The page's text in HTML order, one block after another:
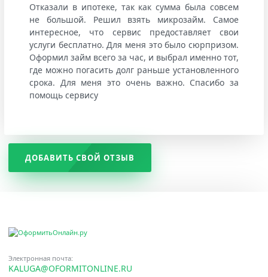
Отказали в ипотеке, так как сумма была совсем
не большой. Решил взять микрозайм. Самое
интересное, что сервис предоставляет свои
услуги бесплатно. Для меня это было сюрпризом.
Оформил займ всего за час, и выбрал именно тот,
где можно погасить долг раньше установленного
срока. Для меня это очень важно. Спасибо за
помощь сервису
ДОБАВИТЬ СВОЙ ОТЗЫВ
Электронная почта:
KALUGA@OFORMITONLINE.RU